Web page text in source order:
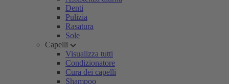
Denti
Pulizia
Rasatura
Sole
Capelli
Visualizza tutti
Condizionatore
Cura dei capelli
Shampoo